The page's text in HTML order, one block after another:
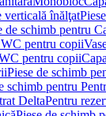
verticală înălţat
de schimb pentru
pentru copii
pentru copii
Piese de schimb
schimb pentru
DeltaPentru